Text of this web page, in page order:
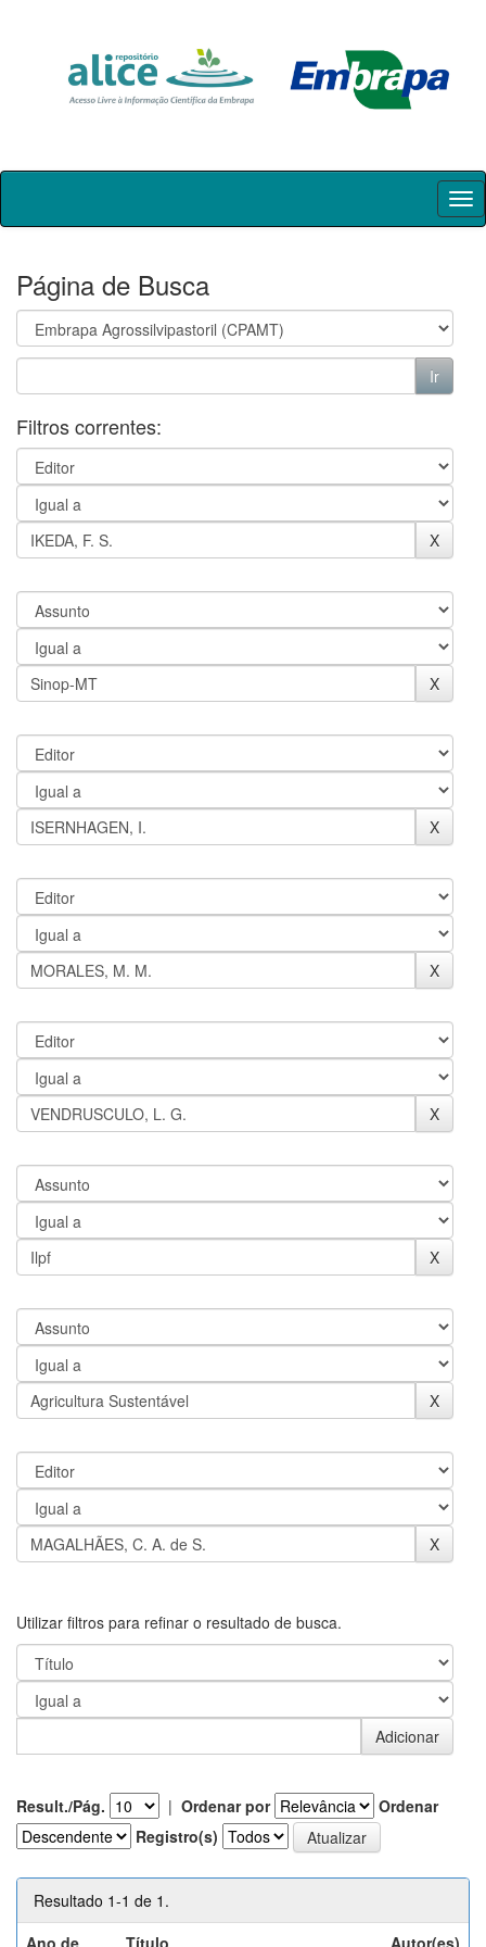
Skip
Página de Busca
Filtros correntes:
Utilizar filtros para refinar o resultado de busca.
Result./Pág. | Ordenar por
Ordenar
Registro(s)
Resultado 1-1 de 1.
Ano de
Título Autor(es)